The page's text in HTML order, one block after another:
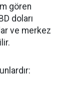
gören
doları
ve merkez